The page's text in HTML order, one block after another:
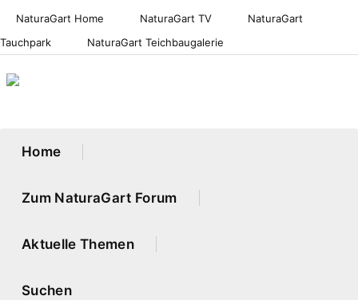
NaturaGart Home NaturaGart TV
NaturaGart
Tauchpark
NaturaGart Teichbaugalerie
Home
Zum NaturaGart Forum
Aktuelle Themen
Suchen